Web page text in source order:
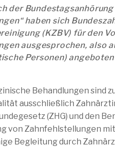
der
haben sich
(KZBV) für den
ausgesprochen, also
Personen)
Behandlungen sind
ausschließlich
(ZHG) und den
von Zahnfehlstellungen
Begleitung durch